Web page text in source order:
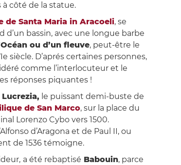
côté de la statue.
de Santa Maria in Aracoeli, se
d’un bassin, avec une longue barbe
ou d’un fleuve, peut-être le
siècle. D’aprés certaines personnes,
comme l’interlocuteur et le
réponses piquantes !
le puissant demi-buste de
de San Marco, sur la place du
Lorenzo Cybo vers 1500.
d’Aragona et de Paul II, ou
de 1536 témoigne.
a été rebaptisé Babouin, parce